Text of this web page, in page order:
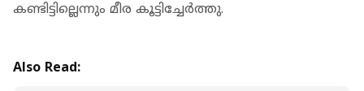
കണ്ടിട്ടില്ലെന്നും മീര കൂട്ടിച്ചേർത്തു.
Also Read: